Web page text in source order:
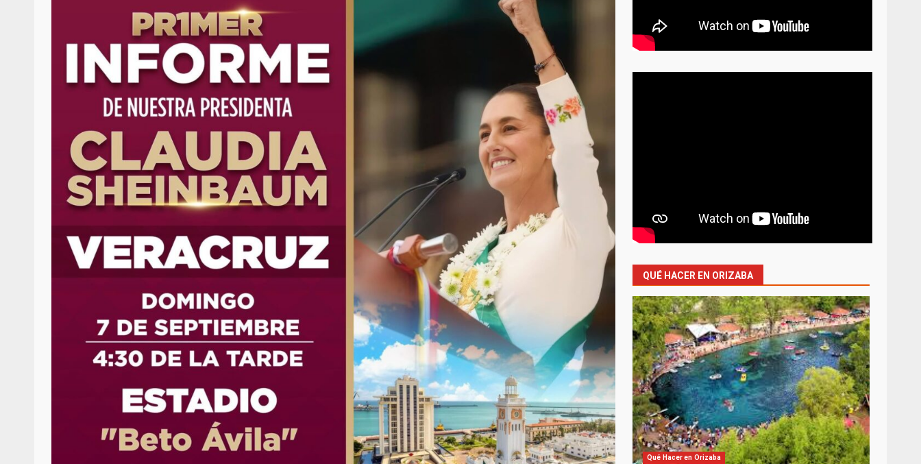
QUÉ HACER EN ORIZABA
Qué Hacer en Orizaba